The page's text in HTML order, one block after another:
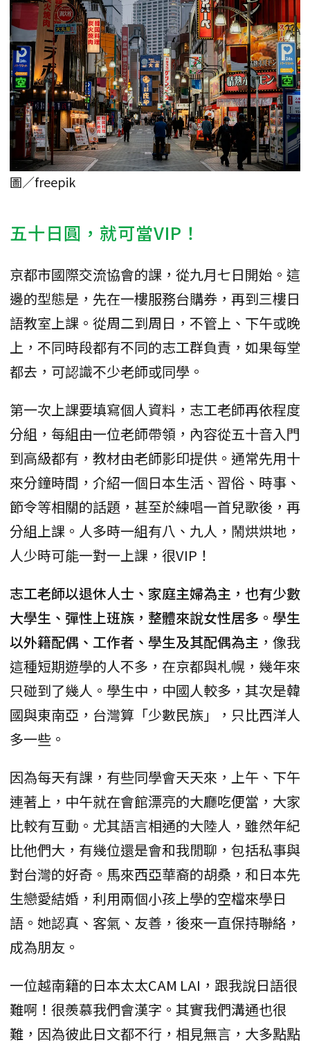
圖／freepik
五十日圓，就可當VIP！
京都市國際交流協會的課，從九月七日開始。這
邊的型態是，先在一樓服務台購券，再到三樓日
語教室上課。從周二到周日，不管上、下午或晚
上，不同時段都有不同的志工群負責，如果每堂
都去，可認識不少老師或同學。
第一次上課要填寫個人資料，志工老師再依程度
分組，每組由一位老師帶領，內容從五十音入門
到高級都有，教材由老師影印提供。通常先用十
來分鐘時間，介紹一個日本生活、習俗、時事、
節令等相關的話題，甚至於練唱一首兒歌後，再
分組上課。人多時一組有八、九人，鬧烘烘地，
人少時可能一對一上課，很VIP！
志工老師以退休人士、家庭主婦為主，也有少數
大學生、彈性上班族，整體來說女性居多。學生
以外籍配偶、工作者、學生及其配偶為主 ，像我
這種短期遊學的人不多，在京都與札幌，幾年來
只碰到了幾人。學生中，中國人較多，其次是韓
國與東南亞，台灣算「少數民族」，只比西洋人
多一些。
因為每天有課，有些同學會天天來，上午、下午
連著上，中午就在會館漂亮的大廳吃便當，大家
比較有互動。尤其語言相通的大陸人，雖然年紀
比他們大，有幾位還是會和我閒聊，包括私事與
對台灣的好奇。馬來西亞華裔的胡桑，和日本先
生戀愛結婚，利用兩個小孩上學的空檔來學日
語。她認真、客氣、友善，後來一直保持聯絡，
成為朋友。
一位越南籍的日本太太CAM LAI，跟我說日語很
難啊！很羨慕我們會漢字。其實我們溝通也很
難，因為彼此日文都不行，相見無言，大多點點